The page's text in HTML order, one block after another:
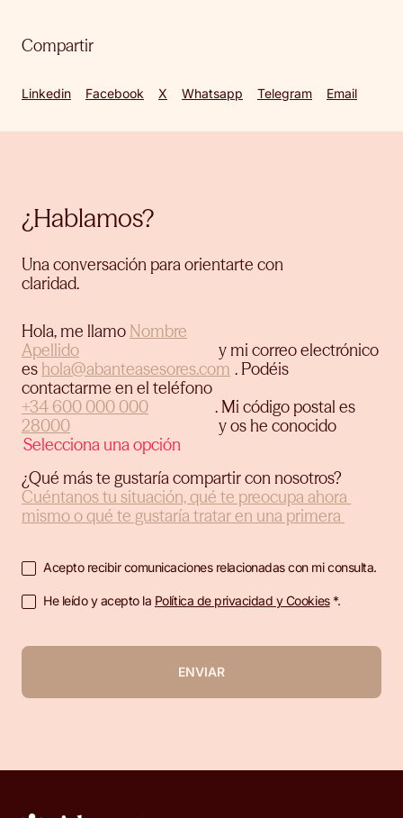
Compartir
Linkedin Facebook X Whatsapp Telegram Email
¿Hablamos?
Una conversación para orientarte con
claridad.
Hola, me llamo
y mi correo electrónico
es
. Podéis
contactarme en el teléfono
. Mi código postal es
y os he conocido
¿Qué más te gustaría compartir con nosotros?
Acepto recibir comunicaciones relacionadas con mi consulta.
He leído y acepto la Política de privacidad y Cookies*.
ENVIAR